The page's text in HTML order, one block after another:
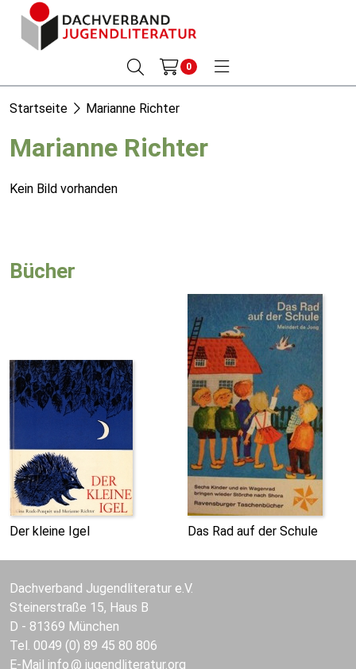
0
Startseite Marianne Richter
Marianne Richter
Kein Bild vorhanden
Bücher
Der kleine Igel Das Rad auf der Schule
Dachverband Jugendliteratur e.V.
Steinerstraße 15, Haus B
D - 81369 München
Tel. 0049 (0) 89 45 80 806
E-Mail info jugendliteratur.org